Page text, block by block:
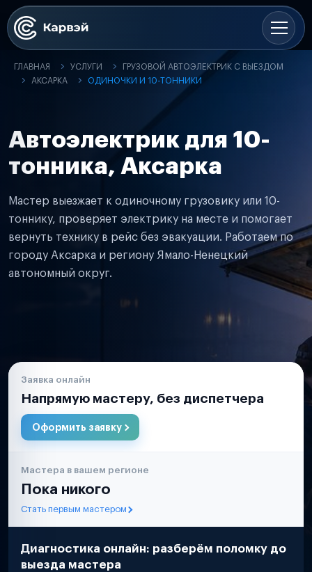
ГЛАВНАЯ УСЛУГИ
ГРУЗОВОЙ АВТОЭЛЕКТРИК С ВЫЕЗДОМ
АКСАРКА
ОДИНОЧКИ И 10-ТОННИКИ
Автоэлектрик для 10-
тонника, Аксарка
Мастер выезжает к одиночному грузовику или 10-
тоннику, проверяет электрику на месте и помогает
вернуть технику в рейс без эвакуации. Работаем по
городу Аксарка и региону Ямало-Ненецкий
автономный округ.
Заявка онлайн
Напрямую мастеру, без диспетчера
Оформить заявку
Мастера в вашем регионе
Пока никого
Стать первым мастером
Диагностика онлайн: разберём поломку до
выезда мастера